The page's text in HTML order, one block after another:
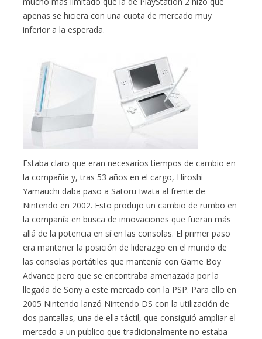
apenas se hiciera con una cuota de mercado muy
inferior a la esperada.
Estaba claro que eran necesarios tiempos de cambio en
la compañía y, tras 53 años en el cargo, Hiroshi
Yamauchi daba paso a Satoru Iwata al frente de
Nintendo en 2002. Esto produjo un cambio de rumbo en
la compañía en busca de innovaciones que fueran más
allá de la potencia en sí en las consolas. El primer paso
era mantener la posición de liderazgo en el mundo de
las consolas portátiles que mantenía con Game Boy
Advance pero que se encontraba amenazada por la
llegada de Sony a este mercado con la PSP. Para ello en
2005 Nintendo lanzó Nintendo DS con la utilización de
dos pantallas, una de ella táctil, que consiguió ampliar el
mercado a un publico que tradicionalmente no estaba